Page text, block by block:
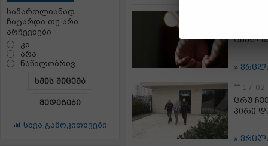
სამართლიანად
ჩატარდა თუ არა
არჩევნები
კი
არა
ნაწილობრივ
ხმის მიცემა
შედეგები
სხვა გამოკითხვები
ცხელ
17-
ცრუ
პირი